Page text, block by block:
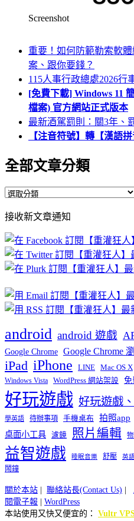
Screenshot
重要！如何防範勒索軟
案、跟你要錢？
115人事行政總處2026行
[免費下載] Windows 11
檔案) 官方網站正式版本
最新酒駕罰則：關3年、
【注音符號】轉【漢語
全部文章分類
全
文
章
分
類
接收新文章通知
android android 遊戲
Google Chrome Google Chrome
iPad iPhone LINE Mac OS X
Windows Vista WordPress 網站架設 免
好玩遊戲 好玩遊戲
學英語 待辦事項 手機桌布 拍照app
桌面小工具 濾鏡 照片編輯
益智遊戲 睡眠音樂 舒壓 英
鬧鐘
關於本站 | 聯絡站長(Contact Us) |
閱電子報 | WordPress
本站使用又快又便宜的： Vultr